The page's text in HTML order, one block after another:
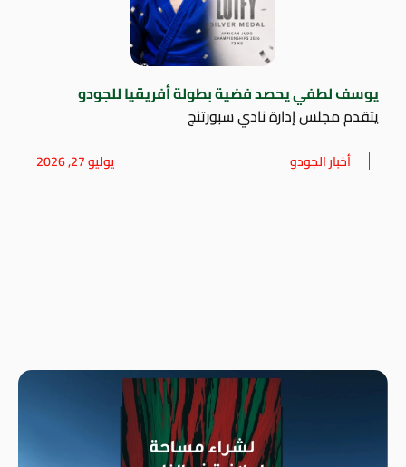
يوسف لطفي يحصد فضية بطولة أفريقيا للجودو
يتقدم مجلس إدارة نادي سبورتنج
أخبار الجودو يوليو 27, 2026